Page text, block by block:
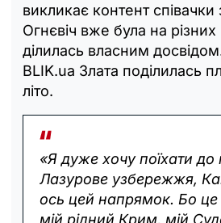
викликає контент
Огнєвіч вже була на
ділилась власним
BLIK.ua Злата поділилась
літо.
«Я дуже хочу поїхати до
Лазурове узбережжя,
ось цей напрямок. Бо це
мій рідний Крим, мій